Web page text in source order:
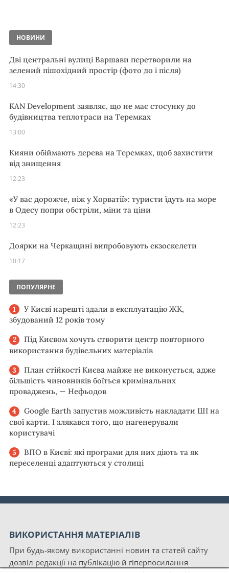
НОВИНИ
Дві центральні вулиці Варшави перетворили на
зелений пішохідний простір (фото до і після)
14:30
KAN Development заявляє, що не має стосунку до
будівництва теплотраси на Теремках
13:00
Кияни обіймають дерева на Теремках, щоб захистити
від знищення
12:23
«У вас дорожче, ніж у Хорватії»: туристи їдуть на море
в Одесу попри обстріли, міни та ціни
12:23
Доярки на Черкащині випробовують екзоскелети
10:17
ПОПУЛЯРНЕ
У Києві нарешті здали в експлуатацію ЖК,
збудований 12 років тому
Під Києвом хочуть створити центр повторного
використання будівельних матеріалів
План стійкості Києва майже не виконується, адже
більшість чиновників боїться кримінальних
проваджень, — Нефьодов
Google Earth запустив можливість накладати ШІ на
свої карти. І злякався того, що нагенерували
користувачі
ВПО в Києві: які програми для них діють та як
переселенці адаптуються у столиці
ВИКОРИСТАННЯ МАТЕРІАЛІВ
При будь-якому використанні новин та статей сайту
дозвіл редакції на публікацію й гіперпосилання